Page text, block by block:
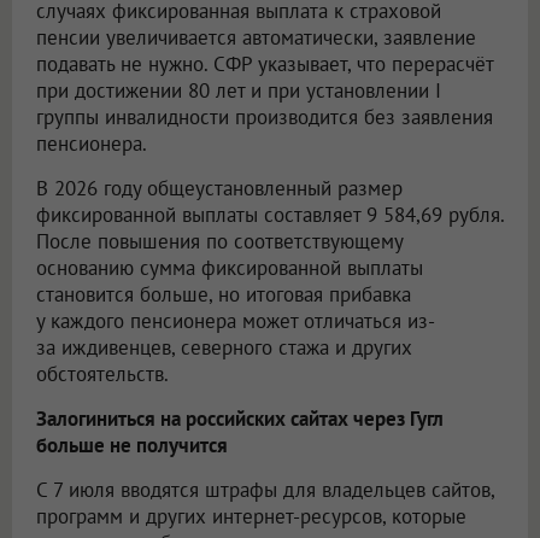
случаях фиксированная выплата к страховой
пенсии увеличивается автоматически, заявление
подавать не нужно. СФР указывает, что перерасчёт
при достижении 80 лет и при установлении I
группы инвалидности производится без заявления
пенсионера.
В 2026 году общеустановленный размер
фиксированной выплаты составляет 9 584,69 рубля.
После повышения по соответствующему
основанию сумма фиксированной выплаты
становится больше, но итоговая прибавка
у каждого пенсионера может отличаться из-
за иждивенцев, северного стажа и других
обстоятельств.
Залогиниться на российских сайтах через Гугл
больше не получится
С 7 июля вводятся штрафы для владельцев сайтов,
программ и других интернет-ресурсов, которые